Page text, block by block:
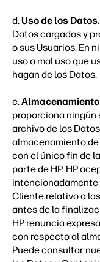
d.Uso de los Datos.
Datos cargados y
o sus Usuarios. En
uso o mal uso que
hagan de los Datos.
e.
proporciona
archivo de los
almacenamiento
con el único fin de
parte de HP. HP
intencionadamente
Cliente relativo a
antes de la
HP renuncia
con respecto al
Puede consultar